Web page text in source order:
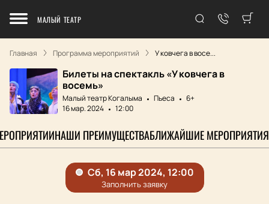
МАЛЫЙ ТЕАТР
Главная Программа мероприятий У ковчега в восе...
Билеты на спектакль «У ковчега в
восемь»
Малый театр Когалыма Пьеса
6+
16 мар. 2024
12:00
НАШИ ПРЕИМУЩЕСТВАБЛИЖАЙШИЕ МЕРОПРИЯТИЯ